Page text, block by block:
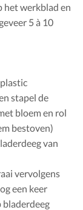
het werkblad en
5 à 10
stapel de
bloem en rol
bestoven)
van
vervolgens
een keer
bladerdeeg